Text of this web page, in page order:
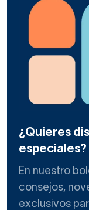
¿Quieres
especiales?
En nuestro
consejos,
exclusivos